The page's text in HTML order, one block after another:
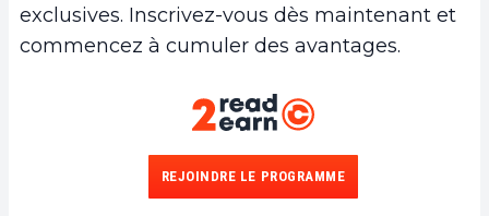
exclusives. Inscrivez-vous dès maintenant et
commencez à cumuler des avantages.
REJOINDRE LE PROGRAMME